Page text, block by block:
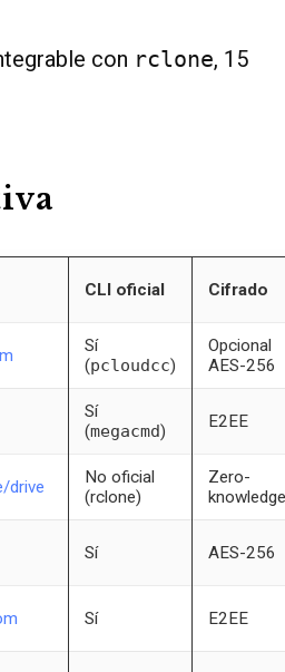
con rclone, 15
CLI oficial Cifrado
Sí
(pcloudcc)
Opcional
AES-256
Sí
(megacmd) E2EE
drive
No oficial
(rclone)
Zero-
knowledge
Sí AES-256
Sí E2EE